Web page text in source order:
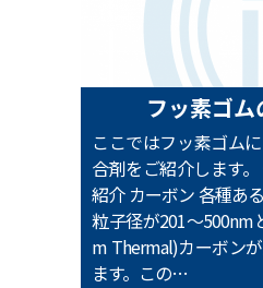
フッ素ゴ
ここではフッ素ゴム
合剤をご紹介します
紹介 カーボン 各種あ
粒子径が201～500nm
m Thermal)カーボン
ます。この…